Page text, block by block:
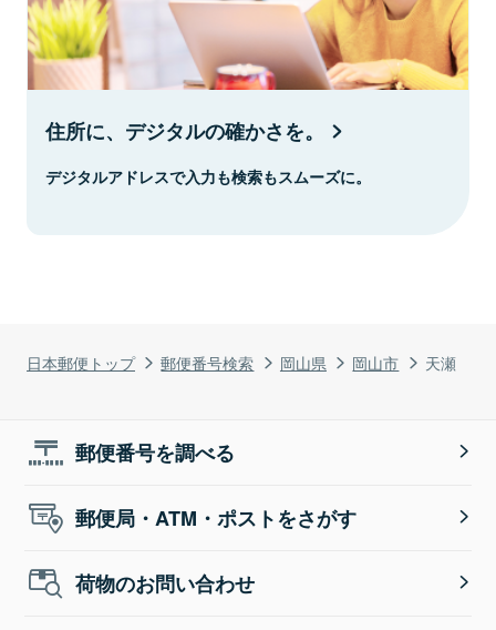
日本郵便トップ 郵便番号検索 岡山県 岡山市 天瀬
住所に、デジタルの確かさを。
デジタルアドレスで入力も検索もスムーズに。
郵便番号を調べる
郵便局・ATM・ポストをさがす
荷物のお問い合わせ